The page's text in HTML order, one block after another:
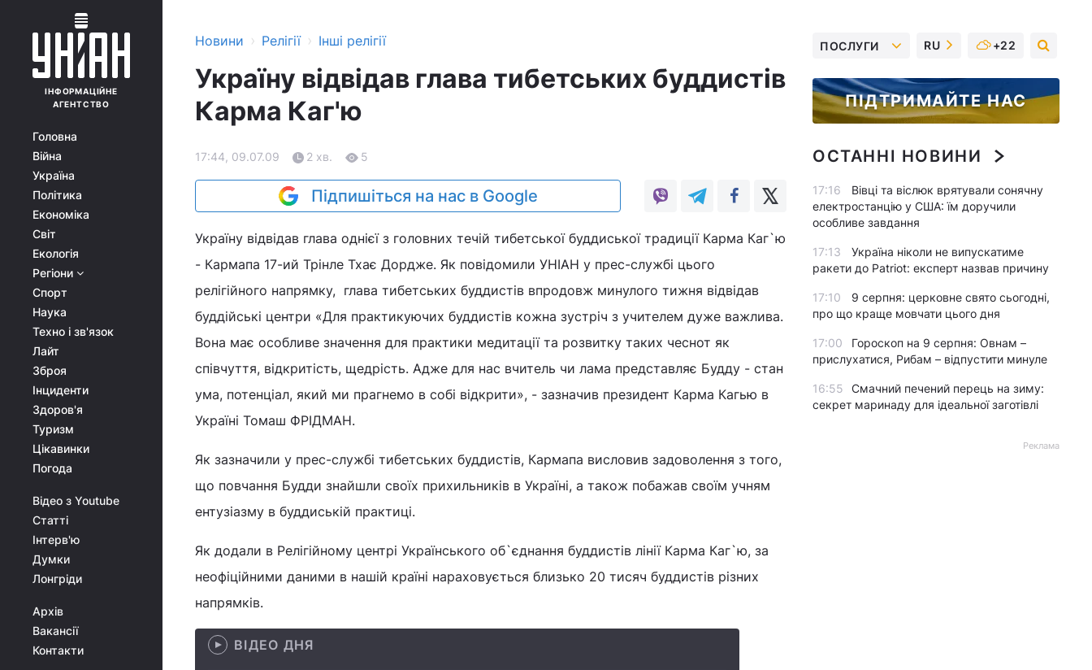
ІНФОРМАЦІЙНЕ
АГЕНТСТВО
Головна
Війна
Україна
Політика
Економіка
Світ
Екологія
Регіони
Спорт
Наука
Техно і зв'язок
Лайт
Зброя
Інциденти
Здоров'я
Туризм
Цікавинки
Погода
Відео з Youtube
Статті
Інтерв'ю
Думки
Лонгріди
Архів
Вакансії
Контакти
Новини › Релігії › Інші релігії
Україну відвідав глава тибетських буддистів
Карма Каг'ю
17:44, 09.07.09 2 хв. 5
Підпишіться на нас в Google
Україну відвідав глава однієї з головних течій тибетської буддиської традиції Карма Каг`ю
- Кармапа 17-ий Трінле Тхає Дордже. Як повідомили УНІАН у прес-службі цього
релігійного напрямку, глава тибетських буддистів впродовж минулого тижня відвідав
буддійські центри «Для практикуючих буддистів кожна зустріч з учителем дуже важлива.
Вона має особливе значення для практики медитації та розвитку таких чеснот як
співчуття, відкритість, щедрість. Адже для нас вчитель чи лама представляє Будду - стан
ума, потенціал, який ми прагнемо в собі відкрити», - зазначив президент Карма Кагью в
Україні Томаш ФРІДМАН.
Як зазначили у прес-службі тибетських буддистів, Кармапа висловив задоволення з того,
що повчання Будди знайшли своїх прихильників в Україні, а також побажав своїм учням
ентузіазму в буддиській практиці.
Як додали в Релігійному центрі Українського об`єднання буддистів лінії Карма Каг`ю, за
неофіційними даними в нашій країні нараховується близько 20 тисяч буддистів різних
напрямків.
ВІДЕО ДНЯ
ПОСЛУГИ RU +22
ПІДТРИМАЙТЕ НАС
ОСТАННІ НОВИНИ
17:16
Вівці та віслюк врятували сонячну
електростанцію у США: їм доручили
особливе завдання
17:13
Україна ніколи не випускатиме
ракети до Patriot: експерт назвав причину
17:10
9 серпня: церковне свято сьогодні,
про що краще мовчати цього дня
17:00
Гороскоп на 9 серпня: Овнам –
прислухатися, Рибам – відпустити минуле
16:55
Смачний печений перець на зиму:
секрет маринаду для ідеальної заготівлі
Реклама